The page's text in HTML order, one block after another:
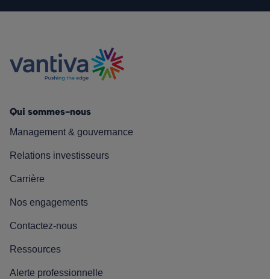
Qui sommes-nous
Management & gouvernance
Relations investisseurs
Carrière
Nos engagements
Contactez-nous
Ressources
Alerte professionnelle